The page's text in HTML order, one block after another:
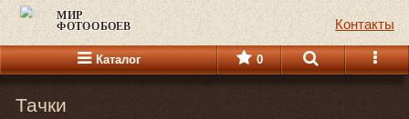
МИР
ФОТООБОЕВ Контакты
Каталог 0
Тачки